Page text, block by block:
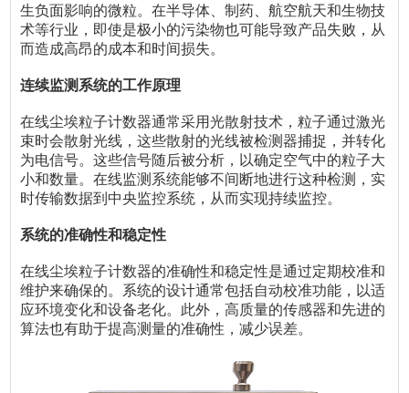
生负面影响的微粒。在半导体、制药、航空航天和生物技
术等行业，即使是极小的污染物也可能导致产品失败，从
而造成高昂的成本和时间损失。
连续监测系统的工作原理
在线尘埃粒子计数器通常采用光散射技术，粒子通过激光
束时会散射光线，这些散射的光线被检测器捕捉，并转化
为电信号。这些信号随后被分析，以确定空气中的粒子大
小和数量。在线监测系统能够不间断地进行这种检测，实
时传输数据到中央监控系统，从而实现持续监控。
系统的准确性和稳定性
在线尘埃粒子计数器的准确性和稳定性是通过定期校准和
维护来确保的。系统的设计通常包括自动校准功能，以适
应环境变化和设备老化。此外，高质量的传感器和先进的
算法也有助于提高测量的准确性，减少误差。